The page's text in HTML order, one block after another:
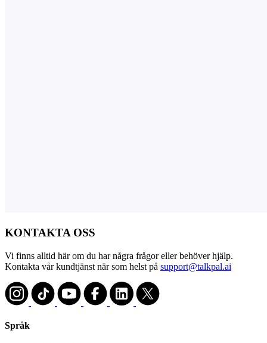
KONTAKTA OSS
Vi finns alltid här om du har några frågor eller behöver hjälp.
Kontakta vår kundtjänst när som helst på support@talkpal.ai
Språk